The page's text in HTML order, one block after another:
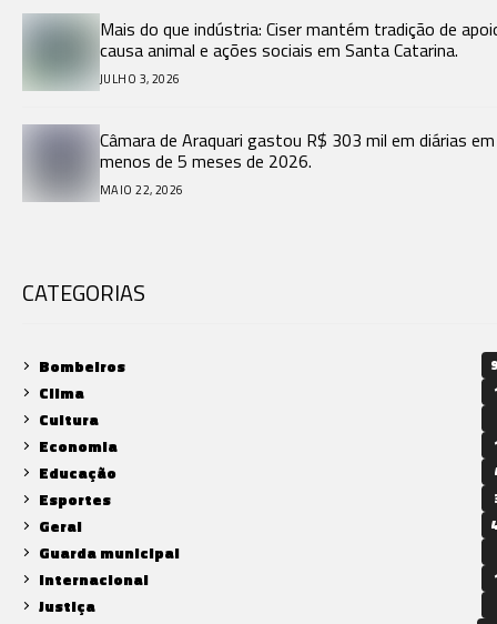
Mais do que indústria: Ciser mantém tradição de
causa animal e ações sociais em Santa Catarina.
JULHO 3, 2026
Câmara de Araquari gastou R$ 303 mil em diárias em
menos de 5 meses de 2026.
MAIO 22, 2026
CATEGORIAS
Bombeiros
Clima
Cultura
Economia
Educação
Esportes
Geral
Guarda municipal
Internacional
Justiça